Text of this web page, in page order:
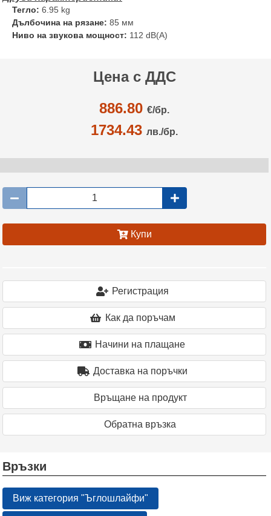
Тегло: 6.95 kg
Дълбочина на рязане: 85 мм
Ниво на звукова мощност: 112 dB(A)
Цена с ДДС
886.80 €/бр.
1734.43 лв./бр.
Купи
Регистрация
Как да поръчам
Начини на плащане
Доставка на поръчки
Връщане на продукт
Oбратна връзка
Връзки
Виж категория "Ъглошлайфи"